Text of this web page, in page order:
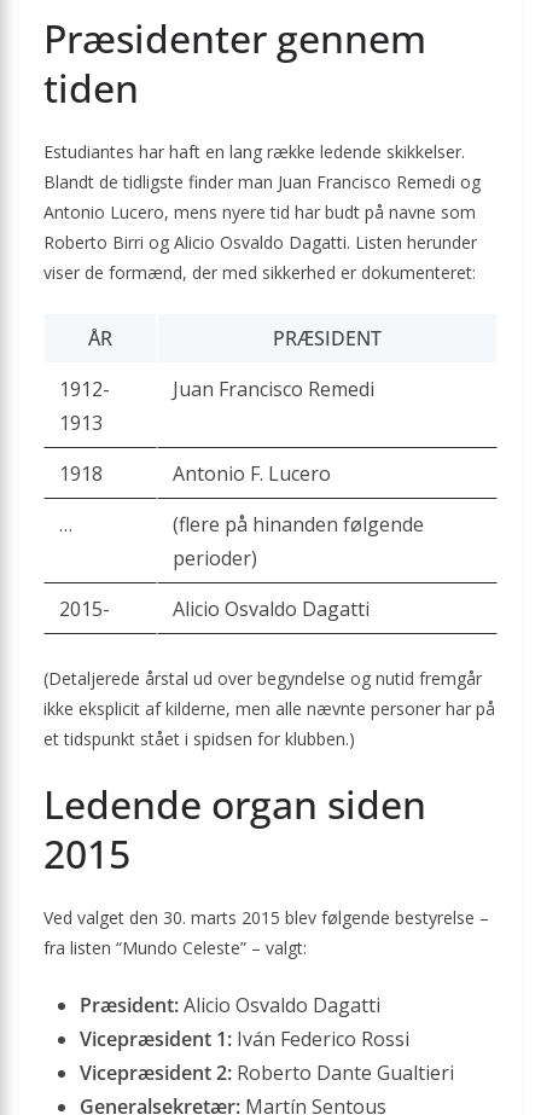
Præsidenter gennem
tiden
Estudiantes har haft en lang række ledende skikkelser.
Blandt de tidligste finder man Juan Francisco Remedi og
Antonio Lucero, mens nyere tid har budt på navne som
Roberto Birri og Alicio Osvaldo Dagatti. Listen herunder
viser de formænd, der med sikkerhed er dokumenteret:
ÅR
PRÆSIDENT
1912-
1913
Juan Francisco Remedi
1918
Antonio F. Lucero
…
(flere på hinanden følgende
perioder)
2015-
Alicio Osvaldo Dagatti
(Detaljerede årstal ud over begyndelse og nutid fremgår
ikke eksplicit af kilderne, men alle nævnte personer har på
et tidspunkt stået i spidsen for klubben.)
Ledende organ siden
2015
Ved valget den 30. marts 2015 blev følgende bestyrelse –
fra listen “Mundo Celeste” – valgt:
Præsident:Alicio Osvaldo Dagatti
Vicepræsident 1: Iván Federico Rossi
Vicepræsident 2: Roberto Dante Gualtieri
Generalsekretær: Martín Sentous